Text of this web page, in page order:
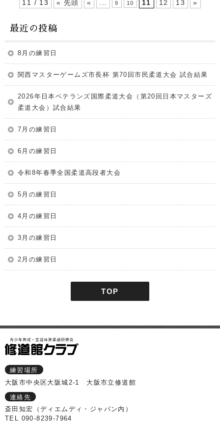
11 / 13 « 先頭 « 9 10 11 12 13 »
最近の投稿
8月の練習日
関西マスターゲームズ市長杯 第70回市民柔道大会 試合結果
2026年日本ベテランズ国際柔道大会（第20回日本マスターズ
柔道大会）試合結果
7月の練習日
6月の練習日
令和8年春季全国柔道高段者大会
5月の練習日
4月の練習日
3月の練習日
2月の練習日
TOP
練習場所
大阪市中央区大阪城2-1 大阪市立修道館
連絡先
斎田知宏（ディエムディ・ジャパン内）
TEL 090-8239-7964